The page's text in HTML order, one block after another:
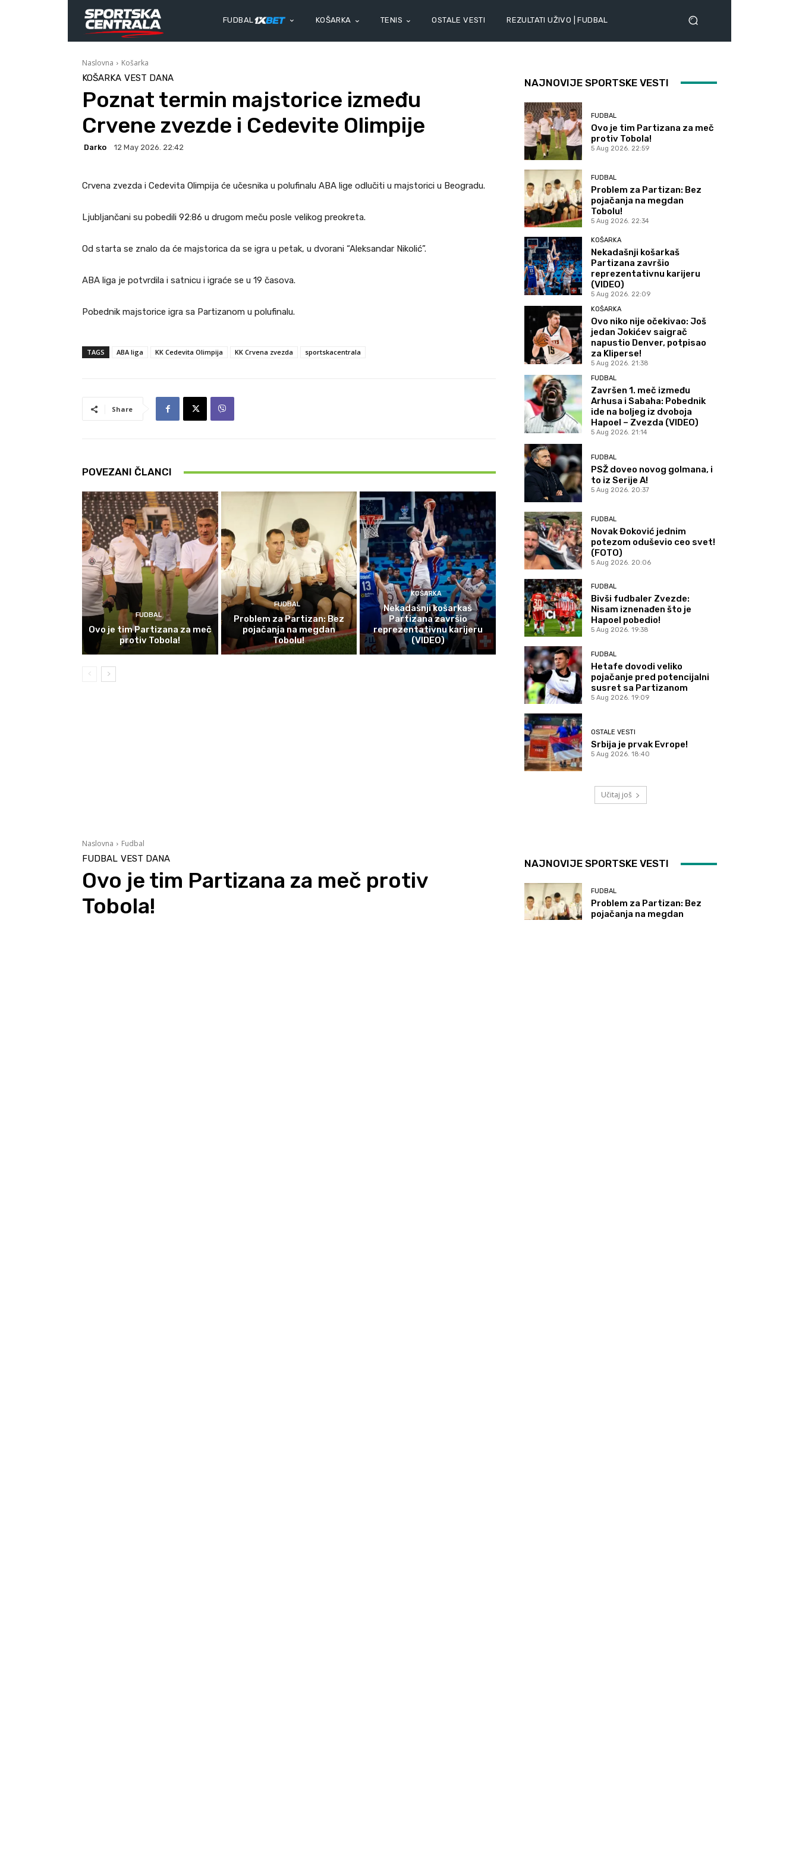
FUDBAL KOŠARKA TENIS OSTALE VESTI REZULTATI UŽIVO | FUDBAL
Naslovna Košarka
KOŠARKA VEST DANA
Poznat termin majstorice između
Crvene zvezde i Cedevite Olimpije
Darko 12 May 2026. 22:42
Crvena zvezda i Cedevita Olimpija će učesnika u polufinalu ABA lige odlučiti u majstorici u Beogradu.
Ljubljančani su pobedili 92:86 u drugom meču posle velikog preokreta.
Od starta se znalo da će majstorica da se igra u petak, u dvorani “Aleksandar Nikolić”.
ABA liga je potvrdila i satnicu i igraće se u 19 časova.
Pobednik majstorice igra sa Partizanom u polufinalu.
TAGS ABA liga KK Cedevita Olimpija KK Crvena zvezda sportskacentrala
Share
POVEZANI ČLANCI
FUDBAL
Ovo je tim Partizana za meč
protiv Tobola!
FUDBAL
Problem za Partizan: Bez
pojačanja na megdan
Tobolu!
KOŠARKA
Nekadašnji košarkaš
Partizana završio
reprezentativnu karijeru
(VIDEO)
NAJNOVIJE SPORTSKE VESTI
FUDBAL
Ovo je tim Partizana za meč
protiv Tobola!
5 Aug 2026. 22:59
FUDBAL
Problem za Partizan: Bez
pojačanja na megdan
Tobolu!
5 Aug 2026. 22:34
KOŠARKA
Nekadašnji košarkaš
Partizana završio
reprezentativnu karijeru
(VIDEO)
5 Aug 2026. 22:09
KOŠARKA
Ovo niko nije očekivao: Još
jedan Jokićev saigrač
napustio Denver, potpisao
za Kliperse!
5 Aug 2026. 21:38
FUDBAL
Završen 1. meč između
Arhusa i Sabaha: Pobednik
ide na boljeg iz dvoboja
Hapoel – Zvezda (VIDEO)
5 Aug 2026. 21:14
FUDBAL
PSŽ doveo novog golmana, i
to iz Serije A!
5 Aug 2026. 20:37
FUDBAL
Novak Đoković jednim
potezom oduševio ceo svet!
(FOTO)
5 Aug 2026. 20:06
FUDBAL
Bivši fudbaler Zvezde:
Nisam iznenađen što je
Hapoel pobedio!
5 Aug 2026. 19:38
FUDBAL
Hetafe dovodi veliko
pojačanje pred potencijalni
susret sa Partizanom
5 Aug 2026. 19:09
OSTALE VESTI
Srbija je prvak Evrope!
5 Aug 2026. 18:40
Učitaj još